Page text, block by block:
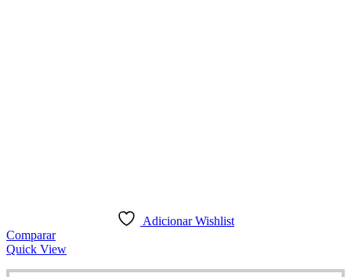
Adicionar Wishlist
Comparar
Quick View